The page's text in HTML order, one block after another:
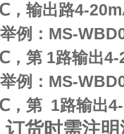
， 输出路4-
例 ： MS-
， 第 1路输出
例 ： MS-
， 第 1路输出
订货时需注